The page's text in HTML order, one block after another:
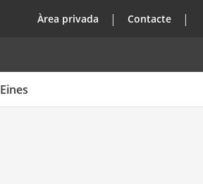
top
Àrea privada Contacte
Eines